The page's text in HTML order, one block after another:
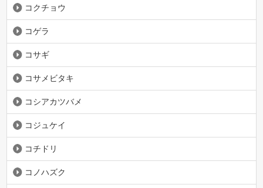
コクチョウ
コゲラ
コサギ
コサメビタキ
コシアカツバメ
コジュケイ
コチドリ
コノハズク